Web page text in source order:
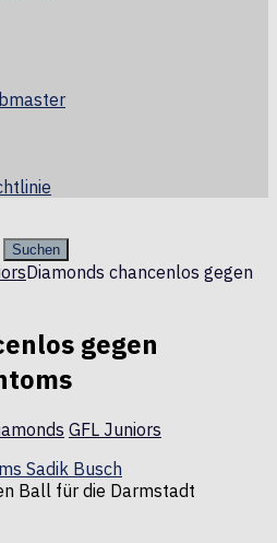
Diamonds chancenlos gegen
gegen
GFL Juniors
Ball für die Darmstadt